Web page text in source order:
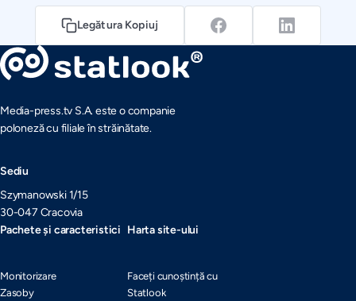
Legătura Kopiuj
Media-press.tv S.A. este o companie
poloneză cu filiale în străinătate.
Sediu
Szymanowski 1/15
30-047 Cracovia
Pachete și caracteristici
Monitorizare
Zasoby
Harta site-ului
Faceți cunoștință cu
Statlook